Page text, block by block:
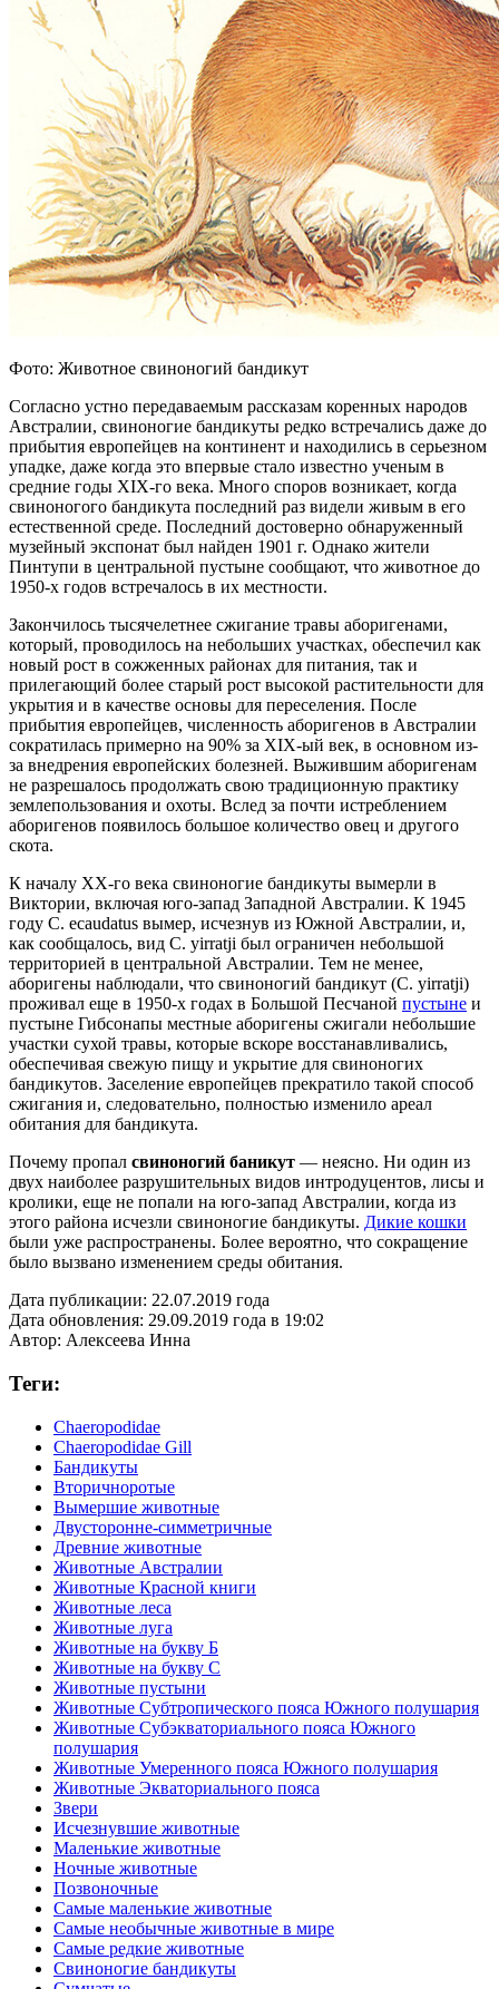
Фото: Животное свиноногий бандикут
Согласно устно передаваемым рассказам коренных народов
Австралии, свиноногие бандикуты редко встречались даже до
прибытия европейцев на континент и находились в серьезном
упадке, даже когда это впервые стало известно ученым в
средние годы XIX-го века. Много споров возникает, когда
свиноногого бандикута последний раз видели живым в его
естественной среде. Последний достоверно обнаруженный
музейный экспонат был найден 1901 г. Однако жители
Пинтупи в центральной пустыне сообщают, что животное до
1950-х годов встречалось в их местности.
Закончилось тысячелетнее сжигание травы аборигенами,
который, проводилось на небольших участках, обеспечил как
новый рост в сожженных районах для питания, так и
прилегающий более старый рост высокой растительности для
укрытия и в качестве основы для переселения. После
прибытия европейцев, численность аборигенов в Австралии
сократилась примерно на 90% за XIX-ый век, в основном из-
за внедрения европейских болезней. Выжившим аборигенам
не разрешалось продолжать свою традиционную практику
землепользования и охоты. Вслед за почти истреблением
аборигенов появилось большое количество овец и другого
скота.
К началу XX-го века свиноногие бандикуты вымерли в
Виктории, включая юго-запад Западной Австралии. К 1945
году C. ecaudatus вымер, исчезнув из Южной Австралии, и,
как сообщалось, вид C. yirratji был ограничен небольшой
территорией в центральной Австралии. Тем не менее,
аборигены наблюдали, что свиноногий бандикут (C. yirratji)
проживал еще в 1950-х годах в Большой Песчаной пустыне и
пустыне Гибсонапы местные аборигены сжигали небольшие
участки сухой травы, которые вскоре восстанавливались,
обеспечивая свежую пищу и укрытие для свиноногих
бандикутов. Заселение европейцев прекратило такой способ
сжигания и, следовательно, полностью изменило ареал
обитания для бандикута.
Почему пропал свиноногий баникут — неясно. Ни один из
двух наиболее разрушительных видов интродуцентов, лисы и
кролики, еще не попали на юго-запад Австралии, когда из
этого района исчезли свиноногие бандикуты. Дикие кошки
были уже распространены. Более вероятно, что сокращение
было вызвано изменением среды обитания.
Дата публикации: 22.07.2019 года
Дата обновления: 29.09.2019 года в 19:02
Автор: Алексеева Инна
Теги:
Chaeropodidae
Chaeropodidae Gill
Бандикуты
Вторичноротые
Вымершие животные
Двусторонне-симметричные
Древние животные
Животные Австралии
Животные Красной книги
Животные леса
Животные луга
Животные на букву Б
Животные на букву С
Животные пустыни
Животные Субтропического пояса Южного полушария
Животные Субэкваториального пояса Южного
полушария
Животные Умеренного пояса Южного полушария
Животные Экваториального пояса
Звери
Исчезнувшие животные
Маленькие животные
Ночные животные
Позвоночные
Самые маленькие животные
Самые необычные животные в мире
Самые редкие животные
Свиноногие бандикуты